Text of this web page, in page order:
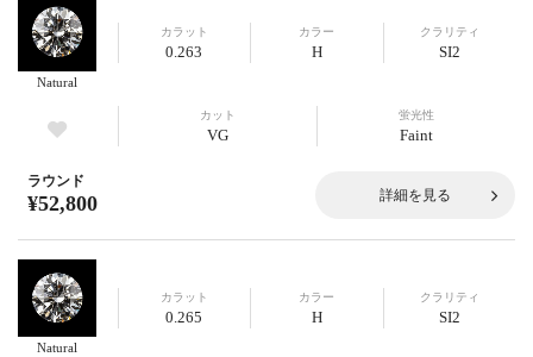
Natural
カラット
0.263
カラー
H
クラリティ
SI2
カット
VG
蛍光性
Faint
ラウンド
¥52,800 詳細を見る
Natural
カラット
0.265
カラー
H
クラリティ
SI2